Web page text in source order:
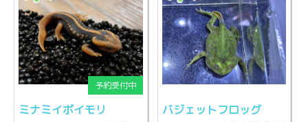
ミナミイボイモリ バジェットフロッグ